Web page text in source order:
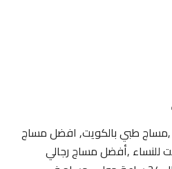
طبي بالكويت, افضل مساج
,أفضل مساج رجالي